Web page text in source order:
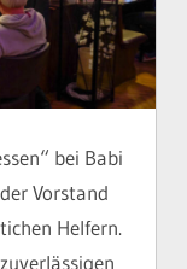
bei Babi
Vorstand
Helfern.